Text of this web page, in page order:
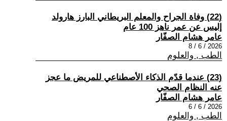
(22) وفاة الجراح والمعلم البريطاني البارز هارولد
إليس عن عمر ناهز 100 عام
عامر هشام الصفّار
2026 / 6 / 8
الطب , والعلوم
(23) عندما قدّم الذكاء الأصطناعي للمريض ما عجز
عنه النظام الصحي
عامر هشام الصفّار
2026 / 6 / 6
الطب , والعلوم